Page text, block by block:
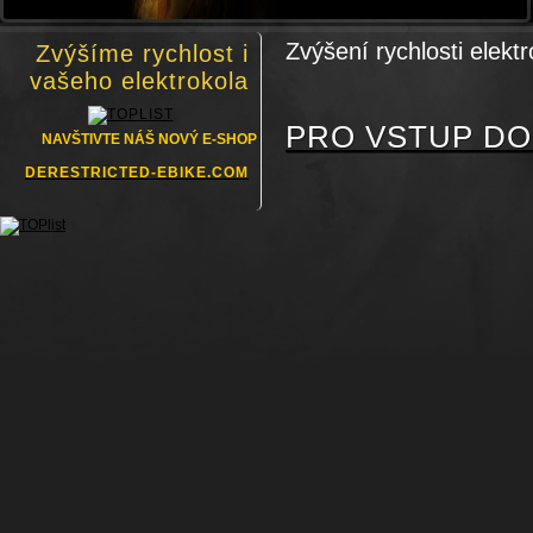
Zvýšíme rychlost i
vašeho elektrokola
NAVŠTIVTE NÁŠ NOVÝ E-SHOP
DERESTRICTED-EBIKE.COM
Zvýšení rychlosti
PRO VSTUP